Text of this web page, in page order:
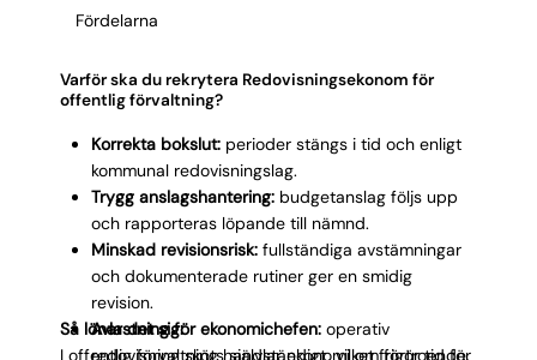
med verksamhetschefer som inte har
förmåga.
Fördelarna
Varför ska du rekrytera Redovisningsekonom för
offentlig förvaltning?
Korrekta bokslut:perioder stängs i tid och enligt
kommunal redovisningslag.
Trygg anslagshantering:budgetanslag följs upp
och rapporteras löpande till nämnd.
Minskad revisionsrisk:fullständiga avstämningar
och dokumenterade rutiner ger en smidig
revision.
Avlastning för ekonomichefen:operativ
redovisning sköts självständigt, vilket frigör tid för
Så lönar det sig:
I offentlig förvaltning handlar ekonomi om förtroende.